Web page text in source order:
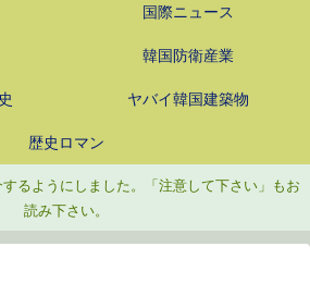
国際ニュース
韓国防衛産業
ヤバイ韓国建築物
歴史ロマン
るようにしました。「注意して下さい」もお
読み下さい。